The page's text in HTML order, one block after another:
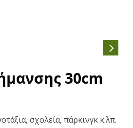
30cm
σχολεία, πάρκινγκ κ.λπ.